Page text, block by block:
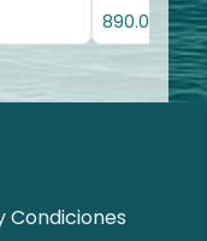
890.000 €
Condiciones